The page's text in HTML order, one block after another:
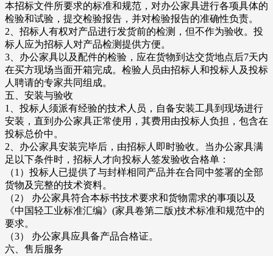
本招标文件所要求的标准和规范，对办公家具进行各项具体的
检验和试验，提交检验报告，并对检验报告的准确性负责。
2、招标人有权对产品进行发货前的检测，但不作为验收。投
标人应为招标人对产品检测提供方便。
3、办公家具以及配件的检验，应在货物到达交货地点后7天内
在买方现场当面开箱完成。检验人员由招标人和投标人及投标
人聘请的专家共同组成。
五、安装与验收
1、投标人须派有经验的技术人员，自备安装工具到现场进行
安装，直到办公家具正常使用，其费用由投标人负担，包含在
投标总价中。
2、办公家具安装完毕后，由招标人即时验收。当办公家具满
足以下条件时，招标人才向投标人签发验收合格单：
（1）投标人已提供了与封样相同产品并在合同中签署的全部
货物及完整的技术资料。
（2） 办公家具符合本标书技术要求和货物需求的事项以及
《中国轻工业标准汇编》(家具卷第二版)技术标准和规范中的
要求。
（3） 办公家具应具备产品合格证。
六、售后服务